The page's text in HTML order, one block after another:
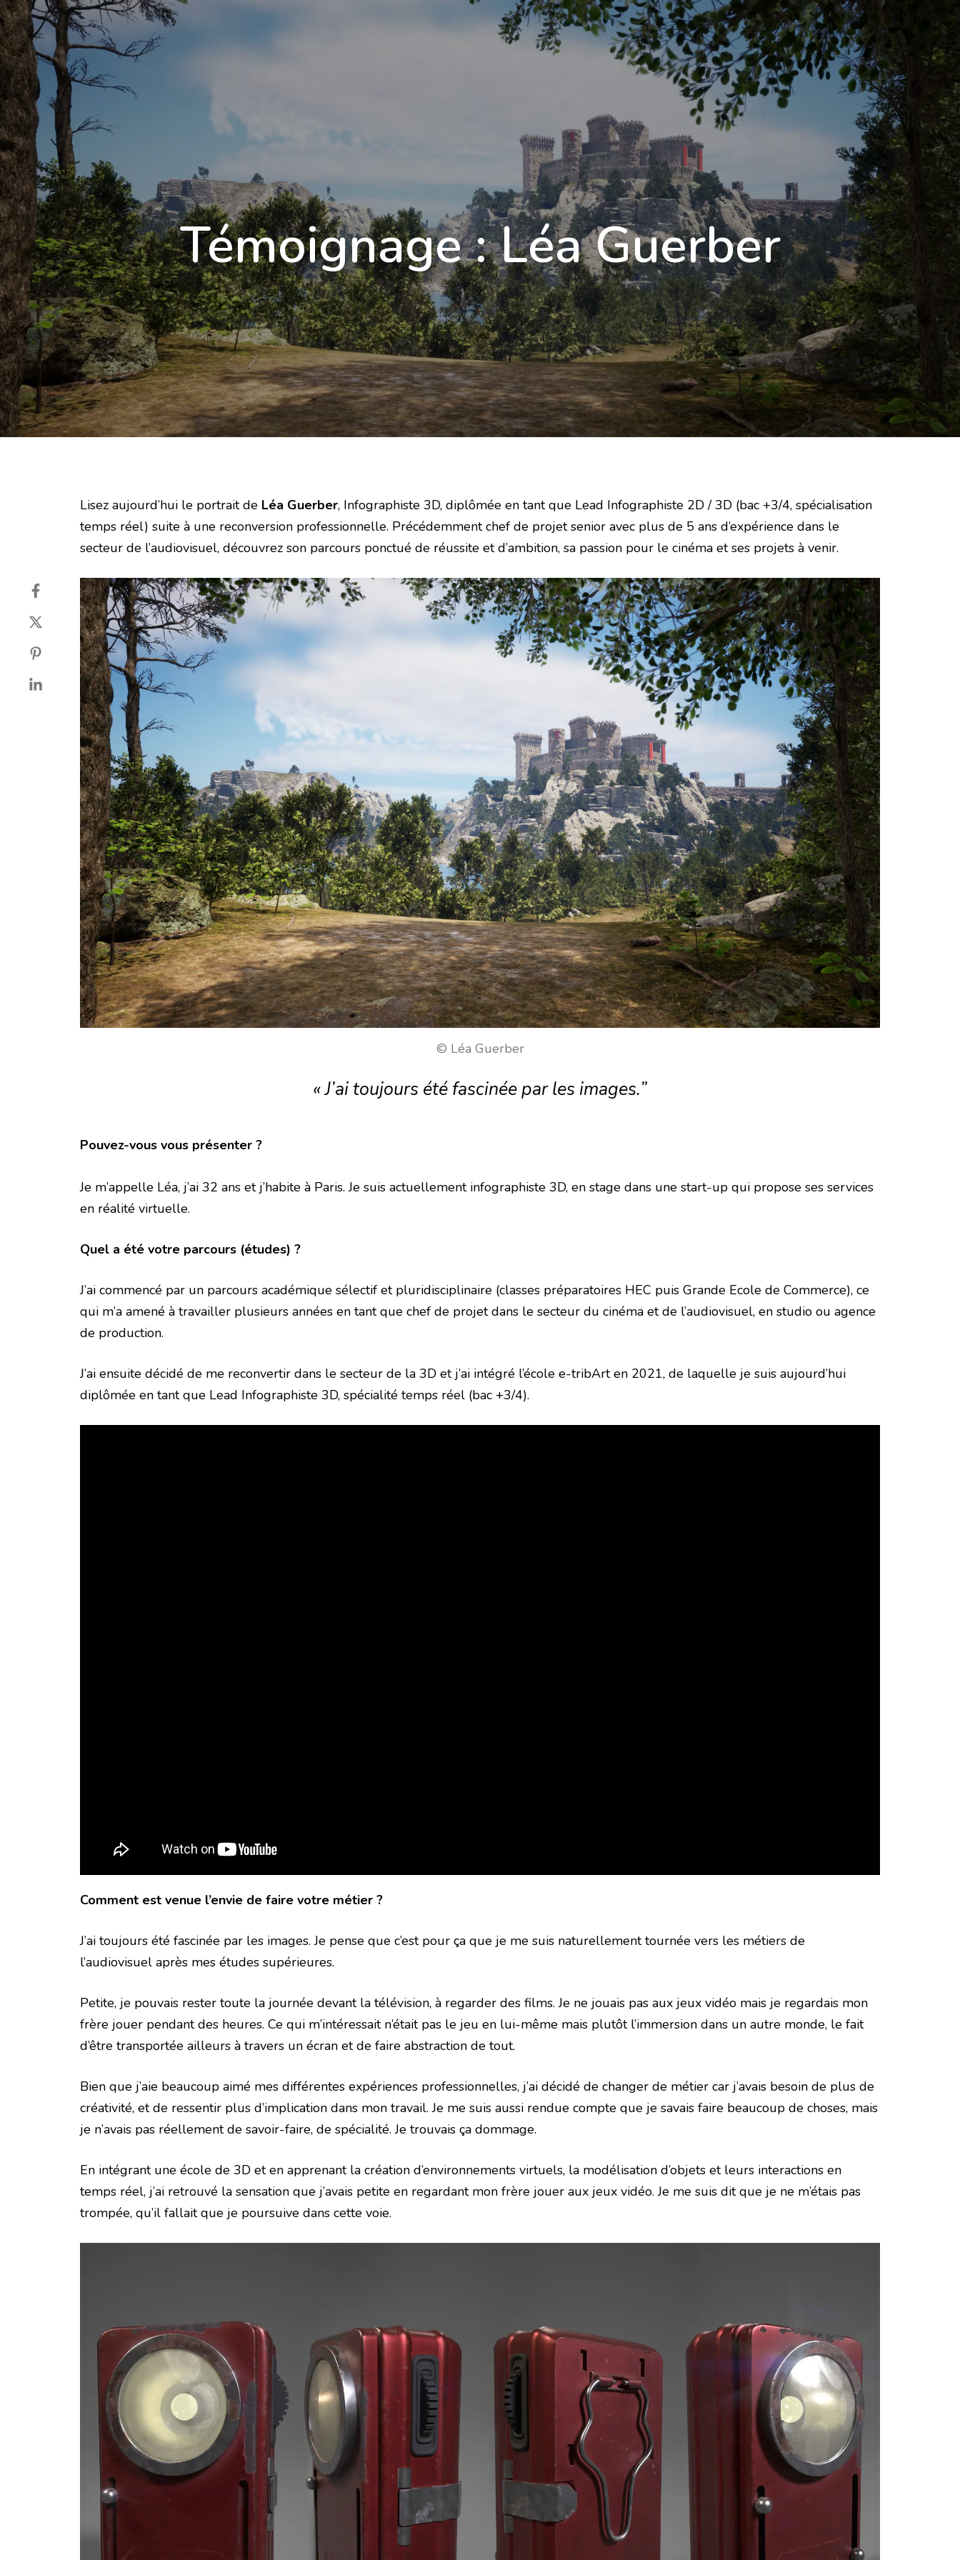
Foire aux questions Mentions Légales
Contact Demande d'informations
Témoignage : Léa Guerber
Lisez aujourd’hui le portrait de Léa Guerber, Infographiste 3D, diplômée en tant que Lead Infographiste 2D / 3D (bac +3/4, spécialisation
temps réel) suite à une reconversion professionnelle. Précédemment chef de projet senior avec plus de 5 ans d’expérience dans le
secteur de l’audiovisuel, découvrez son parcours ponctué de réussite et d’ambition, sa passion pour le cinéma et ses projets à venir.
© Léa Guerber
« J’ai toujours été fascinée par les images.”
Pouvez-vous vous présenter ?
Je m’appelle Léa, j’ai 32 ans et j’habite à Paris. Je suis actuellement infographiste 3D, en stage dans une start-up qui propose ses services
en réalité virtuelle.
Quel a été votre parcours (études) ?
J’ai commencé par un parcours académique sélectif et pluridisciplinaire (classes préparatoires HEC puis Grande Ecole de Commerce), ce
qui m’a amené à travailler plusieurs années en tant que chef de projet dans le secteur du cinéma et de l’audiovisuel, en studio ou agence
de production.
J’ai ensuite décidé de me reconvertir dans le secteur de la 3D et j’ai intégré l’école e-tribArt en 2021, de laquelle je suis aujourd’hui
diplômée en tant que Lead Infographiste 3D, spécialité temps réel (bac +3/4).
Comment est venue l’envie de faire votre métier ?
J’ai toujours été fascinée par les images. Je pense que c’est pour ça que je me suis naturellement tournée vers les métiers de
l’audiovisuel après mes études supérieures.
Petite, je pouvais rester toute la journée devant la télévision, à regarder des films. Je ne jouais pas aux jeux vidéo mais je regardais mon
frère jouer pendant des heures. Ce qui m’intéressait n’était pas le jeu en lui-même mais plutôt l’immersion dans un autre monde, le fait
d’être transportée ailleurs à travers un écran et de faire abstraction de tout.
Bien que j’aie beaucoup aimé mes différentes expériences professionnelles, j’ai décidé de changer de métier car j’avais besoin de plus de
créativité, et de ressentir plus d’implication dans mon travail. Je me suis aussi rendue compte que je savais faire beaucoup de choses, mais
je n’avais pas réellement de savoir-faire, de spécialité. Je trouvais ça dommage.
En intégrant une école de 3D et en apprenant la création d’environnements virtuels, la modélisation d’objets et leurs interactions en
temps réel, j’ai retrouvé la sensation que j’avais petite en regardant mon frère jouer aux jeux vidéo. Je me suis dit que je ne m’étais pas
trompée, qu’il fallait que je poursuive dans cette voie.